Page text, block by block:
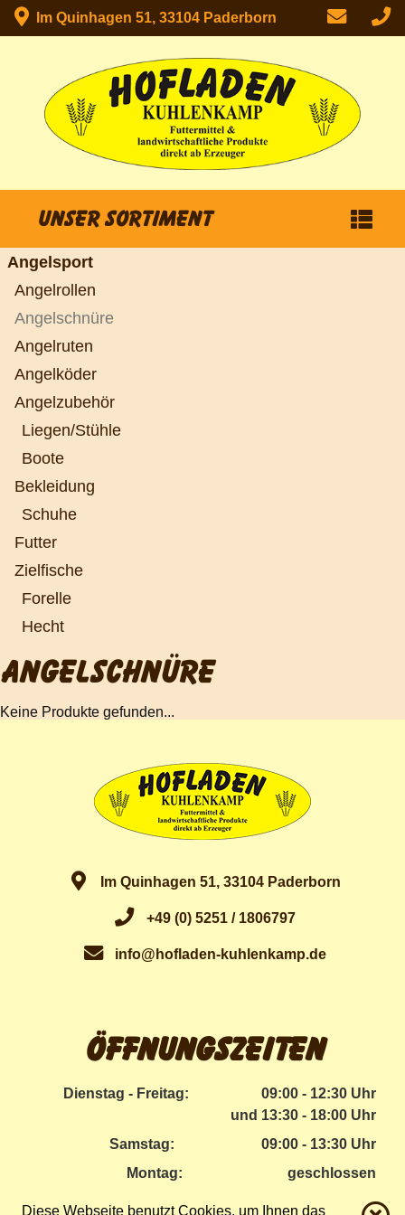
Im Quinhagen 51, 33104 Paderborn
Unser Sortiment
Angelsport
Angelrollen
Angelschnüre
Angelruten
Angelköder
Angelzubehör
Liegen/Stühle
Boote
Bekleidung
Schuhe
Futter
Zielfische
Forelle
Hecht
ANGELSCHNÜRE
Keine Produkte gefunden...
Im Quinhagen 51, 33104 Paderborn
+49 (0) 5251 / 1806797
info@hofladen-kuhlenkamp.de
Öffnungszeiten
Dienstag - Freitag:
09:00 - 12:30 Uhr
und 13:30 - 18:00 Uhr
Samstag:
09:00 - 13:30 Uhr
Montag:
geschlossen
Diese Webseite benutzt Cookies, um Ihnen das